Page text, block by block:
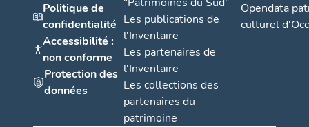
Politique de
confidentialité
Accessibilité :
non conforme
Protection des
données
Les publications de
l'Inventaire
Les partenaires de
l'Inventaire
Les collections des
partenaires du
patrimoine
Opendata
culturel